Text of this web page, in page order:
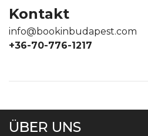
Kontakt
info@bookinbudapest.com
+36-70-776-1217
ÜBER UNS